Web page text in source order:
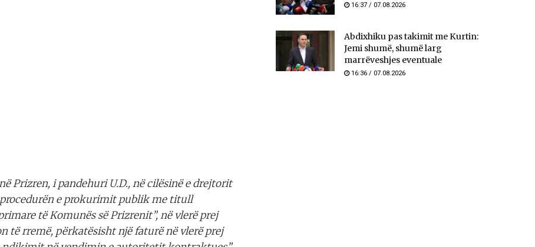
Prizren, i pandehuri U.D., në cilësinë e drejtorit
procedurën e prokurimit publik me titull
të Komunës së Prizrenit”, në vlerë prej
të rremë, përkatësisht një faturë në vlerë prej
16:37 / 07.08.2026
Abdixhiku pas takimit me Kurtin:
Jemi shumë, shumë larg
marrëveshjes eventuale
16:36 / 07.08.2026